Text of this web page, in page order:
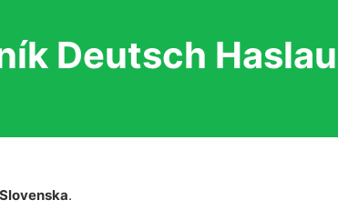
Deutsch Haslau
.